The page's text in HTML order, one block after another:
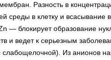
Разность в
среды в клетку и всасывание
— блокирует образование
и ведет к серьезным
слабощелочной). Из анионов